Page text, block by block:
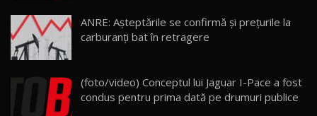
23
Lynk & Co 01 / Test Drive AutoBlog.MD
25:19
Van Electric Testat în Moldova / AutoBlog.MD
26:38
ANRE: Așteptările se confirmă și prețurile la
carburanți bat în retragere
(foto/video) Conceptul lui Jaguar I-Pace a fost
condus pentru prima dată pe drumuri publice